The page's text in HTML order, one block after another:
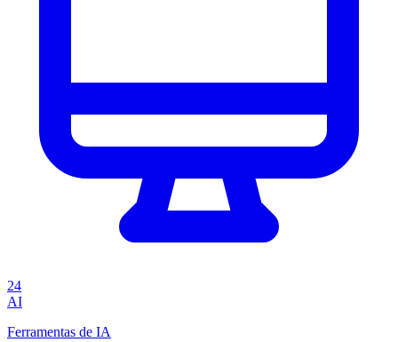
24
AI
Ferramentas de IA